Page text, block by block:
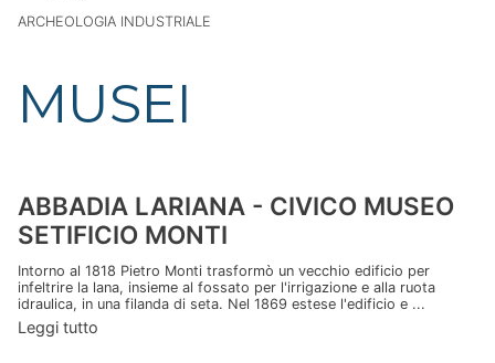
MUSEI
ABBADIA LARIANA - CIVICO MUSEO
SETIFICIO MONTI
Intorno al 1818 Pietro Monti trasformò un vecchio edificio per
infeltrire la lana, insieme al fossato per l'irrigazione e alla ruota
idraulica, in una filanda di seta. Nel 1869 estese l'edificio e ...
Leggi tutto
ARCHEOLOGIA INDUSTRIALE